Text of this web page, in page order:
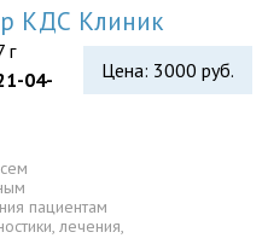
КДС Клиник
Цена: 3000 руб.
г
04-
пациентам
лечения,